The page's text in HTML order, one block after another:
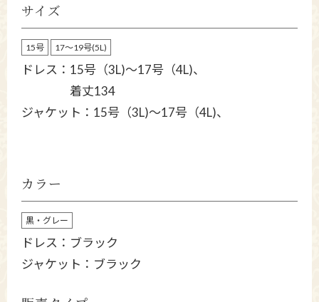
サイズ
15号 17～19号(5L)
ドレス：15号（3L)～17号（4L)、
着丈134
ジャケット：15号（3L)～17号（4L)、
カラー
黒・グレー
ドレス：ブラック
ジャケット：ブラック